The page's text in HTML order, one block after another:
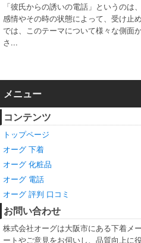
「彼氏からの誘いの電話」というの
感情やその時の状態によって、受け止
では、このテーマについて様々な側面
さ...
メニュー
コンテンツ
トップページ
オーグ 下着
オーグ 化粧品
オーグ 電話
オーグ 評判 口コミ
お問い合わせ
株式会社オーグは大阪市にある下着メ
ートやご意見をお伺いし、品質向上に